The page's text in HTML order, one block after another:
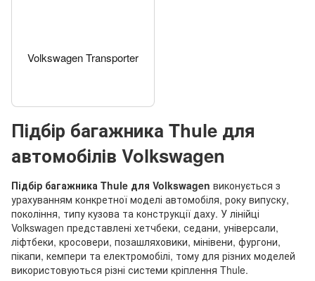
Підбір багажника Thule для
автомобілів Volkswagen
Підбір багажника Thule для Volkswagen виконується з
урахуванням конкретної моделі автомобіля, року випуску,
покоління, типу кузова та конструкції даху. У лінійці
Volkswagen представлені хетчбеки, седани, універсали,
ліфтбеки, кросовери, позашляховики, мінівени, фургони,
пікапи, кемпери та електромобілі, тому для різних моделей
використовуються різні системи кріплення Thule.
Volkswagen Transporter